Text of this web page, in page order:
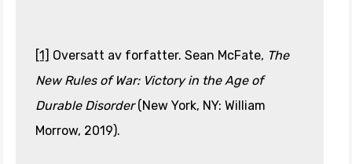
[1] Oversatt av forfatter. Sean McFate, The
New Rules of War: Victory in the Age of
Durable Disorder(New York, NY: William
Morrow, 2019).